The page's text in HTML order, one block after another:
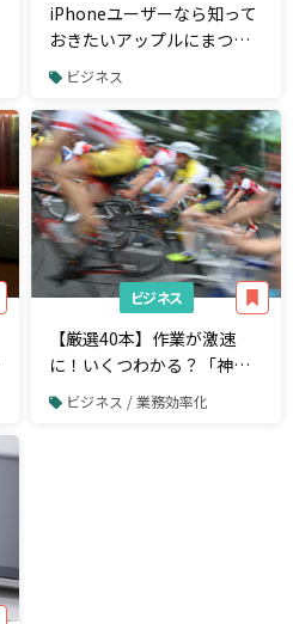
iPhoneユーザーなら知って
おきたいアップルにまつわ
る5つの事実
ビジネス
ビジネス
【厳選40本】作業が激速
に！いくつわかる？「神」
ショートカットまとめ
ビジネス / 業務効率化